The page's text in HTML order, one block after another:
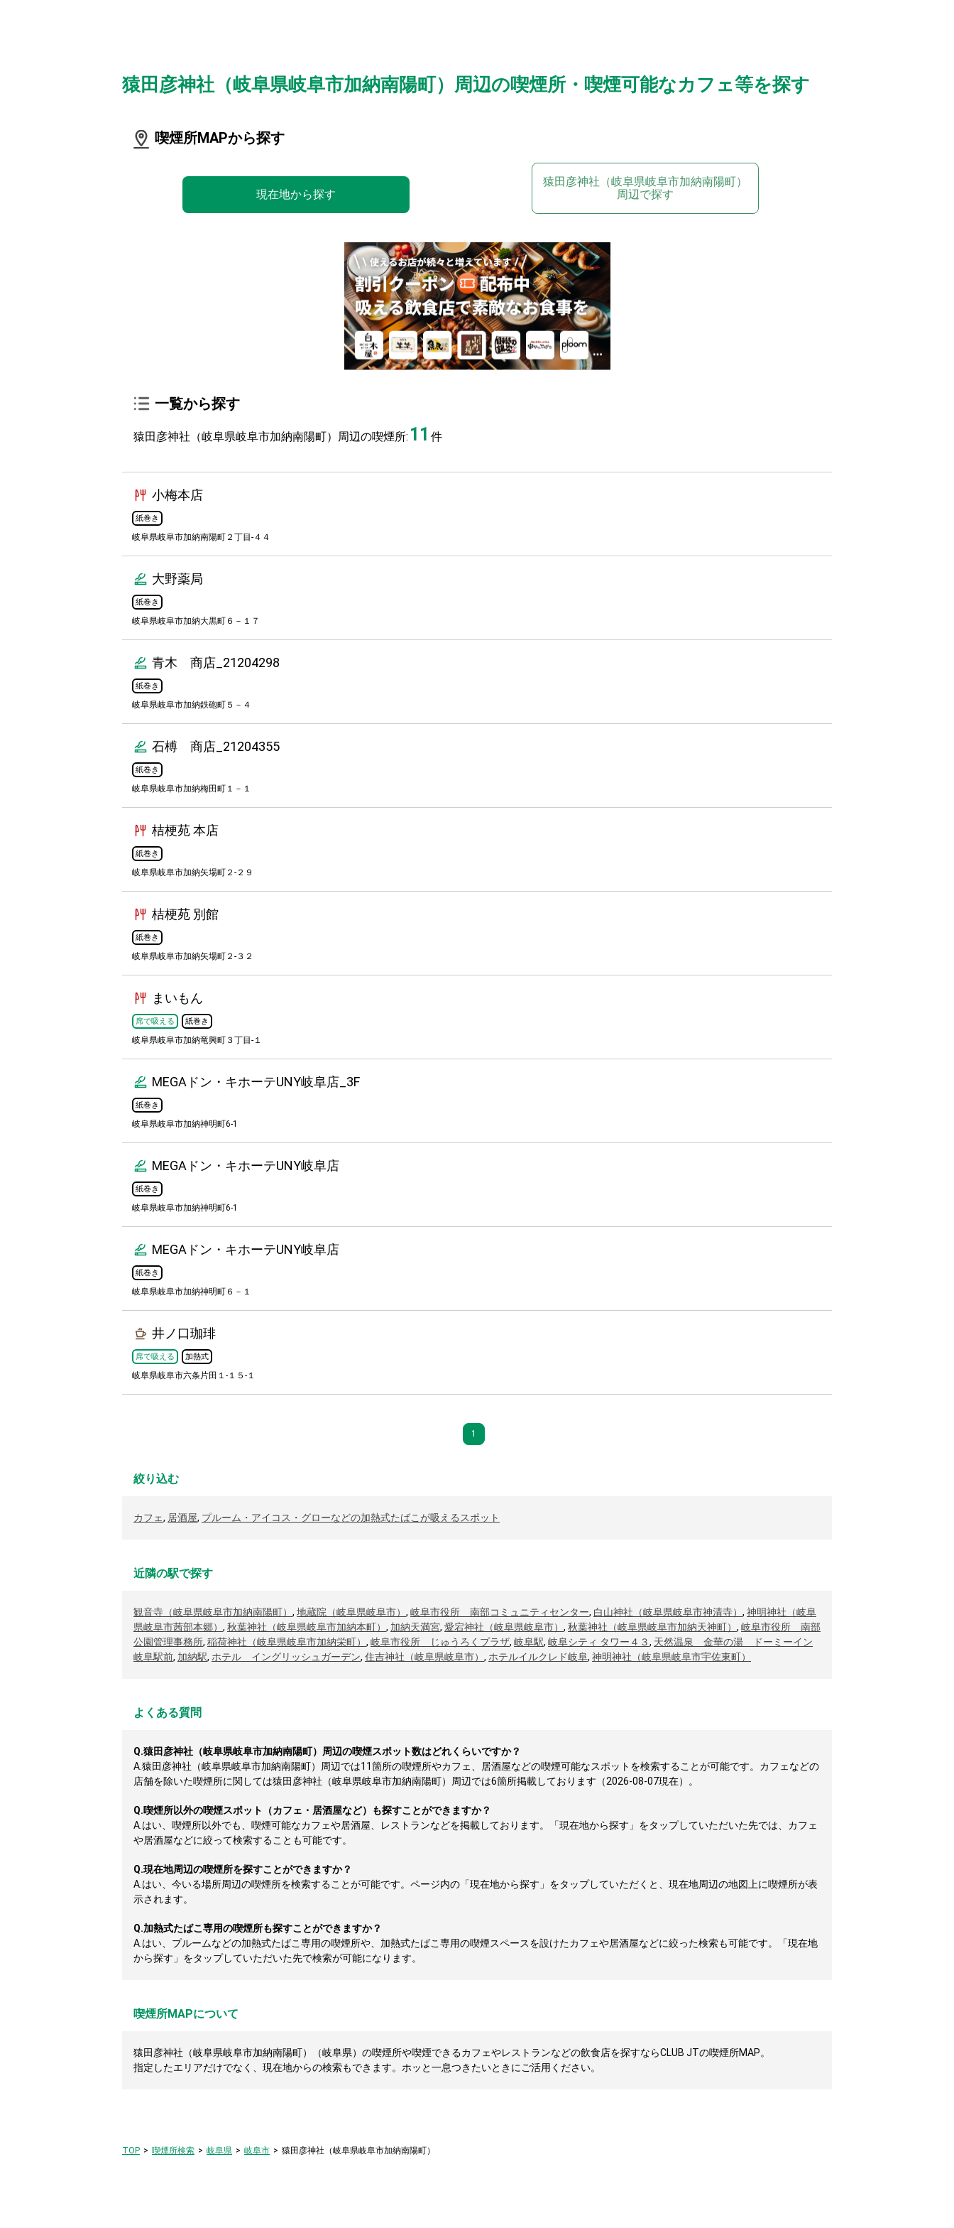
猿田彦神社（岐阜県岐阜市加納南陽町）周辺の喫煙所・喫煙可能なカフェ等を探す
喫煙所MAPから探す
現在地から探す
猿田彦神社（岐阜県岐阜市加納南陽町）
周辺で探す
一覧から探す
猿田彦神社（岐阜県岐阜市加納南陽町）周辺の喫煙所: 11 件
小梅本店
紙巻き
岐阜県岐阜市加納南陽町２丁目-４４
大野薬局
紙巻き
岐阜県岐阜市加納大黒町６－１７
青木 商店_21204298
紙巻き
岐阜県岐阜市加納鉄砲町５－４
石榑 商店_21204355
紙巻き
岐阜県岐阜市加納梅田町１－１
桔梗苑 本店
紙巻き
岐阜県岐阜市加納矢場町２-２９
桔梗苑 別館
紙巻き
岐阜県岐阜市加納矢場町２-３２
まいもん
席で吸える 紙巻き
岐阜県岐阜市加納竜興町３丁目-１
MEGAドン・キホーテUNY岐阜店_3F
紙巻き
岐阜県岐阜市加納神明町6-1
MEGAドン・キホーテUNY岐阜店
紙巻き
岐阜県岐阜市加納神明町6-1
MEGAドン・キホーテUNY岐阜店
紙巻き
岐阜県岐阜市加納神明町６－１
井ノ口珈琲
席で吸える 加熱式
岐阜県岐阜市六条片田１-１５-１
1
絞り込む
カフェ, 居酒屋, プルーム・アイコス・グローなどの加熱式たばこが吸えるスポット
近隣の駅で探す
観音寺（岐阜県岐阜市加納南陽町） , 地蔵院（岐阜県岐阜市） , 岐阜市役所 南部コミュニティセンター, 白山神社（岐阜県岐阜市神清寺） , 神明神社（岐阜
県岐阜市茜部本郷） , 秋葉神社（岐阜県岐阜市加納本町） , 加納天満宮, 愛宕神社（岐阜県岐阜市） , 秋葉神社（岐阜県岐阜市加納天神町） , 岐阜市役所 南部
公園管理事務所, 稲荷神社（岐阜県岐阜市加納栄町） , 岐阜市役所 じゅうろくプラザ, 岐阜駅, 岐阜シティ タワー４３, 天然温泉 金華の湯 ドーミーイン
岐阜駅前, 加納駅, ホテル イングリッシュガーデン, 住吉神社（岐阜県岐阜市） , ホテルイルクレド岐阜, 神明神社（岐阜県岐阜市宇佐東町）
よくある質問
Q.猿田彦神社（岐阜県岐阜市加納南陽町）周辺の喫煙スポット数はどれくらいですか？
A.猿田彦神社（岐阜県岐阜市加納南陽町）周辺では11箇所の喫煙所やカフェ、居酒屋などの喫煙可能なスポットを検索することが可能です。カフェなどの
店舗を除いた喫煙所に関しては猿田彦神社（岐阜県岐阜市加納南陽町）周辺では6箇所掲載しております（2026-08-07現在）。
Q.喫煙所以外の喫煙スポット（カフェ・居酒屋など）も探すことができますか？
A. はい、喫煙所以外でも、喫煙可能なカフェや居酒屋、レストランなどを掲載しております。「現在地から探す」をタップしていただいた先では、カフェ
や居酒屋などに絞って検索することも可能です。
Q.現在地周辺の喫煙所を探すことができますか？
A. はい、今いる場所周辺の喫煙所を検索することが可能です。ページ内の「現在地から探す」をタップしていただくと、現在地周辺の地図上に喫煙所が表
示されます。
Q.加熱式たばこ専用の喫煙所も探すことができますか？
A. はい、プルームなどの加熱式たばこ専用の喫煙所や、加熱式たばこ専用の喫煙スペースを設けたカフェや居酒屋などに絞った検索も可能です。「現在地
から探す」をタップしていただいた先で検索が可能になります。
喫煙所MAPについて
猿田彦神社（岐阜県岐阜市加納南陽町）（岐阜県）の喫煙所や喫煙できるカフェやレストランなどの飲食店を探すならCLUB JTの喫煙所MAP。
指定したエリアだけでなく、現在地からの検索もできます。ホッと一息つきたいときにご活用ください。
TOP 喫煙所検索 岐阜県 岐阜市 猿田彦神社（岐阜県岐阜市加納南陽町）